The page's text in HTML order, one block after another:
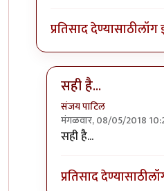
प्रतिसाद देण्यासाठीलॉग
सही है...
संजय पाटिल
मंगळवार, 08/05/2018
In reply to
सही है...
प्रतिसाद देण्यासाठी